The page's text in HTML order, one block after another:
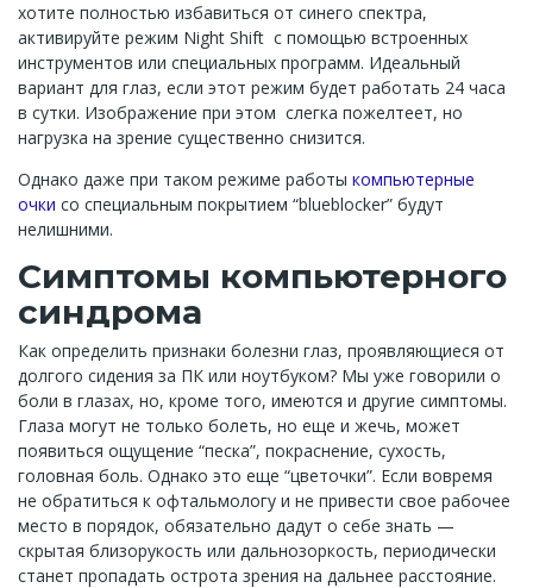
хотите полностью избавиться от синего спектра,
активируйте режим Night Shift с помощью встроенных
инструментов или специальных программ. Идеальный
вариант для глаз, если этот режим будет работать 24 часа
в сутки. Изображение при этом слегка пожелтеет, но
нагрузка на зрение существенно снизится.
Однако даже при таком режиме работы компьютерные
очки со специальным покрытием “blueblocker” будут
нелишними.
Симптомы компьютерного
синдрома
Как определить признаки болезни глаз, проявляющиеся от
долгого сидения за ПК или ноутбуком? Мы уже говорили о
боли в глазах, но, кроме того, имеются и другие симптомы.
Глаза могут не только болеть, но еще и жечь, может
появиться ощущение “песка”, покраснение, сухость,
головная боль. Однако это еще “цветочки”. Если вовремя
не обратиться к офтальмологу и не привести свое рабочее
место в порядок, обязательно дадут о себе знать —
скрытая близорукость или дальнозоркость, периодически
станет пропадать острота зрения на дальнее расстояние.